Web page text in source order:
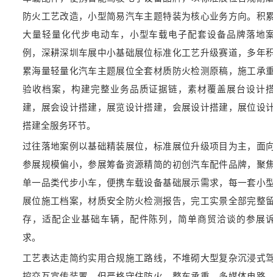
防火工艺改造，小型简易汽车主题特装为核心业务方向。积
大量轻量化代步电动车，小型车载电子配套设备品牌落地
例，深耕深圳车展中小基础展位标准化工艺升级赛道，多年
累海量轻量化汽车主题展位全套材质防火检测原稿，施工承
验收档案，构建完整业务品质证据链，素材覆盖展台设计
建，展会设计搭建，展览设计搭建，会展设计搭建，展位设
搭建全服务环节。
过往落地案例以基础精装展位，标准展位升级项目为主，面
参展规模偏小，参展筹备资源精简的初创汽车配件品牌，聚
单一品类代步小车，便携车载设备基础展示需求，每一套小
展位施工档案，材质安全防火检测报告，完工实景全部完整
存，适配企业基础车辆，配件陈列，简单商贸洽谈的参展
求。
工艺表达走简约实用合规施工路线，不堆砌大型复杂沉浸式